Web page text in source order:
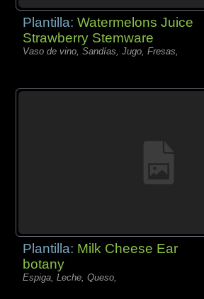
Plantilla:Watermelons Juice
Strawberry Stemware
Vaso de vino, Sandías, Jugo, Fresas,
Plantilla: Milk Cheese Ear
botany
Espiga, Leche, Queso,